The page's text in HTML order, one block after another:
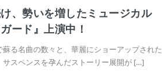
、勢いを増したミュージカル
ガード』上演中！
蘇る名曲の数々と、華麗にショーアップされた
サスペンスを孕んだストーリー展開が […]